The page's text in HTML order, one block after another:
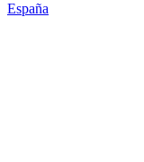
España